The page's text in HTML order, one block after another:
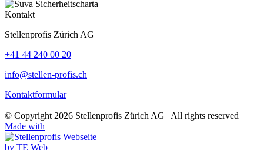
Kontakt
Stellenprofis Zürich AG
+41 44 240 00 20
info@stellen-profis.ch
Kontaktformular
© Copyright 2026 Stellenprofis Zürich AG | All rights reserved
Made with
by TE Web